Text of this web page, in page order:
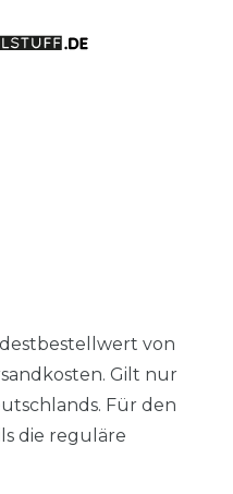
von
Gilt nur
Für den
die reguläre